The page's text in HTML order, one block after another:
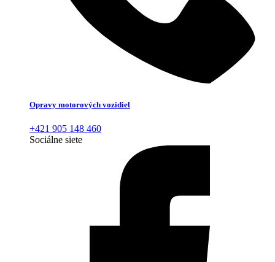
Opravy motorových vozidiel
+421 905 148 460
Sociálne siete